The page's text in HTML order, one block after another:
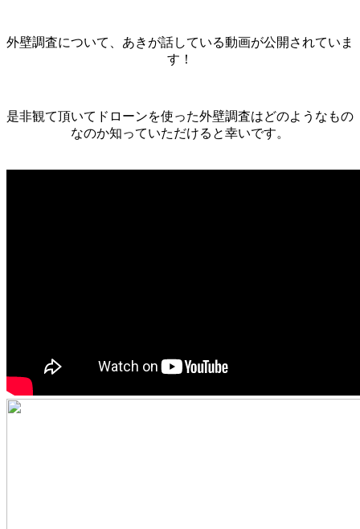
外壁調査について、あきが話している動画が公開されていま
す！
是非観て頂いてドローンを使った外壁調査はどのようなもの
なのか知っていただけると幸いです。